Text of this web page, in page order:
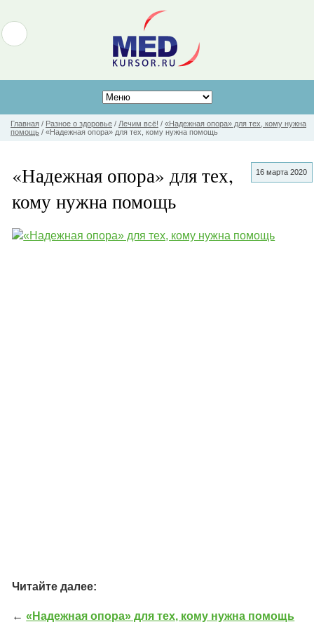
Главная / Разное о здоровье / Лечим всё! / «Надежная опора» для тех, кому нужна
помощь / «Надежная опора» для тех, кому нужна помощь
16 марта 2020
«Надежная опора» для тех,
кому нужна помощь
Читайте далее:
←«Надежная опора» для тех, кому нужна помощь